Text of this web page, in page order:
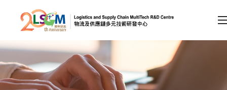
跳到内容（按回车键）
会员登录
A EN 繁 简